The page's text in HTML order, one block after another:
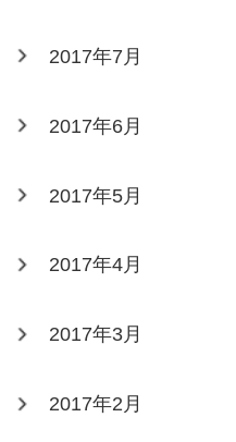
2017年7月
2017年6月
2017年5月
2017年4月
2017年3月
2017年2月